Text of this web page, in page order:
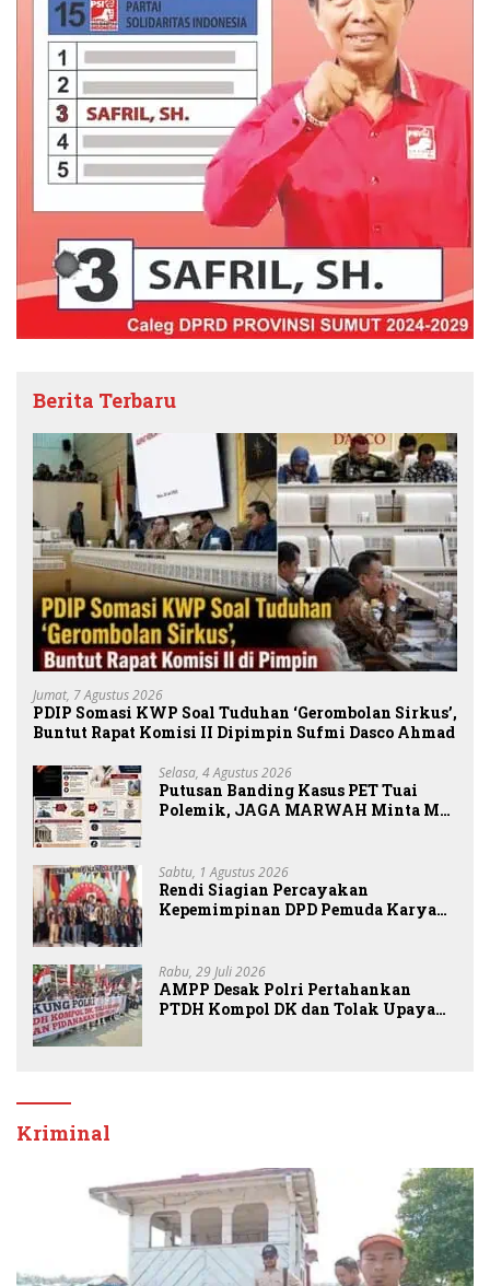
Berita Terbaru
Jumat, 7 Agustus 2026
PDIP Somasi KWP Soal Tuduhan ‘Gerombolan Sirkus’,
Buntut Rapat Komisi II Dipimpin Sufmi Dasco Ahmad
Selasa, 4 Agustus 2026
Putusan Banding Kasus PET Tuai
Polemik, JAGA MARWAH Minta MA
Sabtu, 1 Agustus 2026
Rendi Siagian Percayakan
Kepemimpinan DPD Pemuda Karya
Rabu, 29 Juli 2026
AMPP Desak Polri Pertahankan
PTDH Kompol DK dan Tolak Upaya
Kriminal